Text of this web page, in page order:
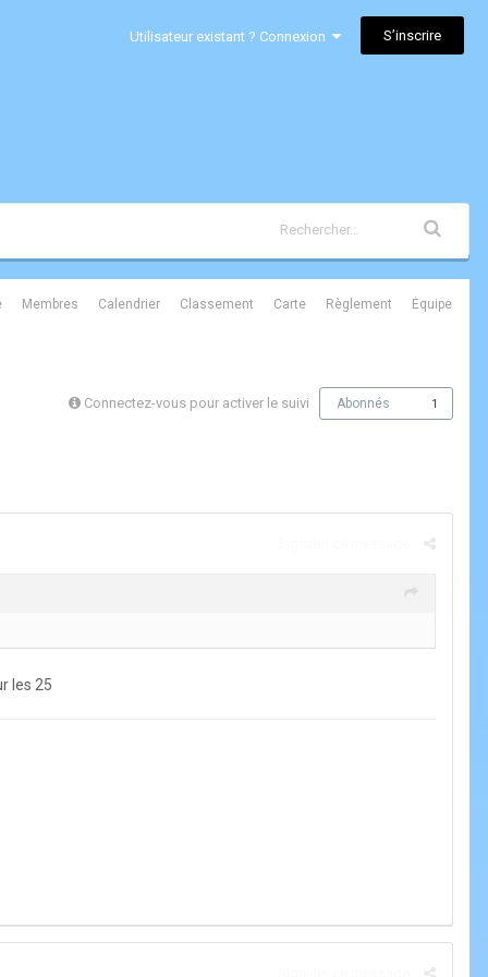
Utilisateur existant ? Connexion S’inscrire
Membres Calendrier Classement Carte Règlement Équipe
Connectez-vous pour activer le suivi Abonnés 1
les 25